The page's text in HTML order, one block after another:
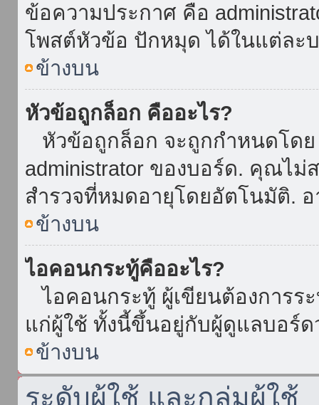
ข้อความประกาศ คือ
โพสต์หัวข้อ ปักหมุด ได้ในแต่ละ
ข้างบน
หัวข้อถูกล็อก คืออะไร?
หัวข้อถูกล็อก จะถูกกำหนดโดย
administrator ของบอร์ด. คุณไ
สำรวจที่หมดอายุโดยอัตโนมัติ.
ข้างบน
ไอคอนกระทู้คืออะไร?
ไอคอนกระทู้ ผู้เขียนต้องการร
แก่ผู้ใช้ ทั้งนี้ขึ้นอยู่กับผู้ดูแลบอร์
ข้างบน
ระดับผู้ใช้ และกลุ่มผู้ใช้